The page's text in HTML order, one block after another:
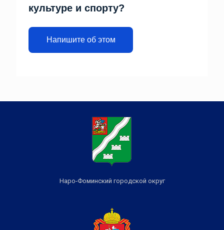
культуре и спорту?
Напишите об этом
Наро-Фоминский городской округ